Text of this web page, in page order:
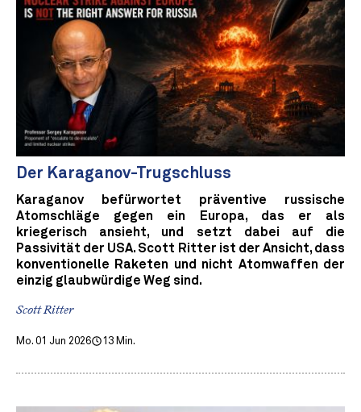
Der Karaganov-Trugschluss
Karaganov befürwortet präventive russische
Atomschläge gegen ein Europa, das er als
kriegerisch ansieht, und setzt dabei auf die
Passivität der USA. Scott Ritter ist der Ansicht, dass
konventionelle Raketen und nicht Atomwaffen der
einzig glaubwürdige Weg sind.
Scott Ritter
Mo. 01 Jun 2026 13 Min.